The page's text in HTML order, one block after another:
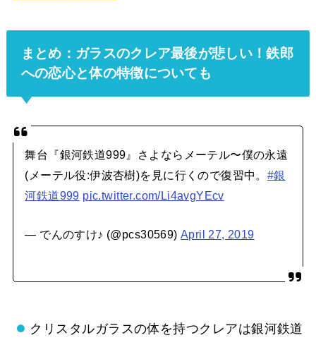
まとめ：ガラスのクレア最後が悲しい！鉄郎
への恋心と体の特徴についても
舞台『銀河鉄道999』さよならメーテル〜僕の永遠
(メーテル役:伊波杏樹)を見に行くので復習中。 #銀
河鉄道999 pic.twitter.com/Li4avgYEcv
— でんのすけ♪ (@pcs30569) April 27, 2019
クリスタルガラスの体を持つクレアは銀河鉄道